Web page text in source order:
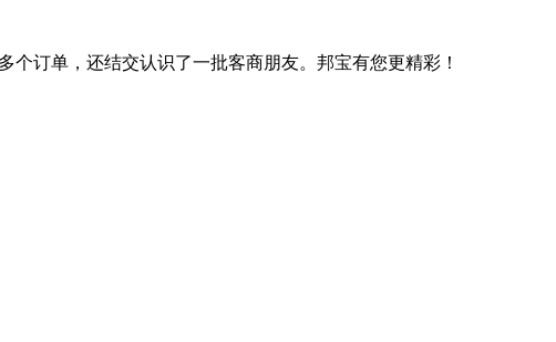
订单，还结交认识了一批客商朋友。邦宝有您更精彩！